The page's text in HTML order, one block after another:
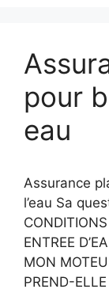
pour
eau
Assurance
l’eau Sa
ENTREE
MON
PREND-